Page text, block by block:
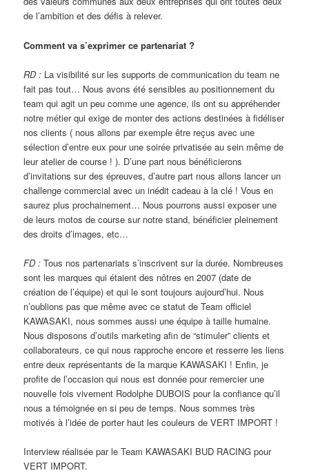
de l’ambition et des défis à relever.
Comment va s’exprimer ce partenariat ?
RD : La visibilité sur les supports de communication du team ne
fait pas tout… Nous avons été sensibles au positionnement du
team qui agit un peu comme une agence, ils ont su appréhender
notre métier qui exige de monter des actions destinées à fidéliser
nos clients ( nous allons par exemple être reçus avec une
sélection d’entre eux pour une soirée privatisée au sein même de
leur atelier de course ! ). D’une part nous bénéficierons
d’invitations sur des épreuves, d’autre part nous allons lancer un
challenge commercial avec un inédit cadeau à la clé ! Vous en
saurez plus prochainement… Nous pourrons aussi exposer une
de leurs motos de course sur notre stand, bénéficier pleinement
des droits d’images, etc…
FD : Tous nos partenariats s’inscrivent sur la durée. Nombreuses
sont les marques qui étaient des nôtres en 2007 (date de
création de l’équipe) et qui le sont toujours aujourd’hui. Nous
n’oublions pas que même avec ce statut de Team officiel
KAWASAKI, nous sommes aussi une équipe à taille humaine.
Nous disposons d’outils marketing afin de “stimuler” clients et
collaborateurs, ce qui nous rapproche encore et resserre les liens
entre deux représentants de la marque KAWASAKI ! Enfin, je
profite de l’occasion qui nous est donnée pour remercier une
nouvelle fois vivement Rodolphe DUBOIS pour la confiance qu’il
nous a témoignée en si peu de temps. Nous sommes très
motivés à l’idée de porter haut les couleurs de VERT IMPORT !
Interview réalisée par le Team KAWASAKI BUD RACING pour
VERT IMPORT.